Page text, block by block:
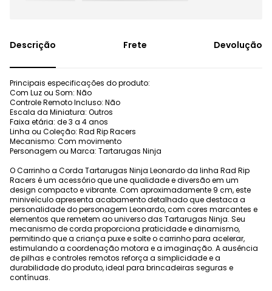
Frete Devolução
Principais especificações do produto:
Com Luz ou Som: Não
Controle Remoto Incluso: Não
Escala da Miniatura: Outros
Faixa etária: de 3 a 4 anos
Linha ou Coleção: Rad Rip Racers
Mecanismo: Com movimento
Personagem ou Marca: Tartarugas Ninja
O Carrinho a Corda Tartarugas Ninja Leonardo da linha Rad Rip
Racers é um acessório que une qualidade e diversão em um
design compacto e vibrante. Com aproximadamente 9 cm, este
miniveículo apresenta acabamento detalhado que destaca a
personalidade do personagem Leonardo, com cores marcantes e
elementos que remetem ao universo das Tartarugas Ninja. Seu
mecanismo de corda proporciona praticidade e dinamismo,
permitindo que a criança puxe e solte o carrinho para acelerar,
estimulando a coordenação motora e a imaginação. A ausência
de pilhas e controles remotos reforça a simplicidade e a
durabilidade do produto, ideal para brincadeiras seguras e
contínuas.